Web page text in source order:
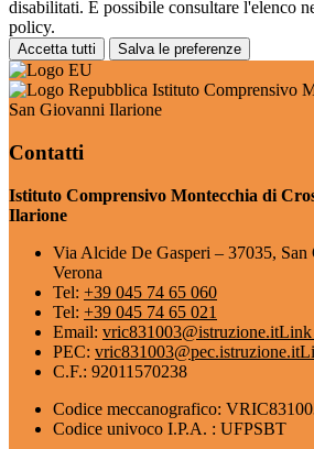
disabilitati. È possibile consultare l'elenco
policy.
Accetta tutti Salva le preferenze
Istituto Comprensivo
San Giovanni Ilarione
Contatti
Istituto Comprensivo Montecchia di
Ilarione
Via Alcide De Gasperi – 37035,
Verona
Tel: +39 045 74 65 060
Tel: +39 045 74 65 021
Email: vric831003@istruzione.itLink
PEC: vric831003@pec.istruzione.it
C.F.: 92011570238
Codice meccanografico:
Codice univoco I.P.A. : UFPSBT